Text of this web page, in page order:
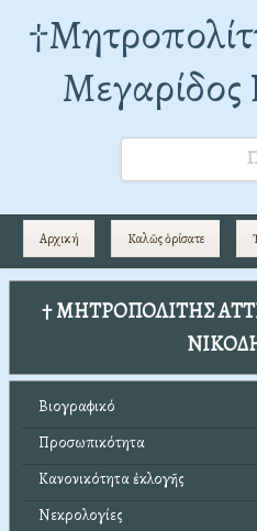
Μεγαρίδος
Αρχική Καλῶς ὁρίσατε
† ΜΗΤΡΟΠΟΛΙΤΗΣ
Βιογραφικό
Προσωπικότητα
Κανονικότητα ἐκλογῆς
Νεκρολογίες